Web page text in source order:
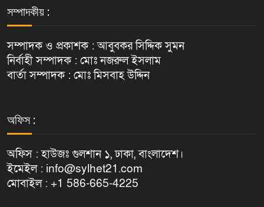
সম্পাদকীয় :
সম্পাদক ও প্রকাশক : আবুবকর সিদ্দিক সুমন
নির্বাহী সম্পাদক : মোঃ নজরুল ইসলাম
বার্তা সম্পাদক : মোঃ মিসবাহ উদ্দিন
অফিস :
অফিস : হাউজঃ গুলশান ১, ঢাকা, বাংলাদেশ।
ইমেইল : info@sylhet21.com
মোবাইল : +1 586-665-4225